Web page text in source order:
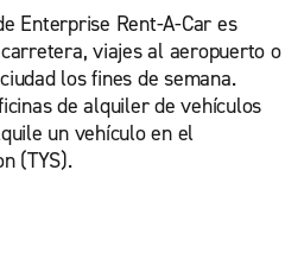
Enterprise Rent-A-Car es
viajes al aeropuerto o
los fines de semana.
de alquiler de vehículos
un vehículo en el
(TYS).